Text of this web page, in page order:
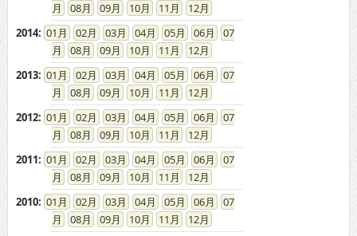
08
09 10 11
12
2014: 01 02 03 04 05 06
07
08
09 10 11
12
2013: 01 02 03 04 05 06
07
08
09 10 11
12
2012: 01 02 03 04 05 06
07
08
09 10 11
12
2011: 01 02 03 04 05 06
07
08
09 10 11
12
2010: 01 02 03 04 05 06
07
08
09 10 11
12